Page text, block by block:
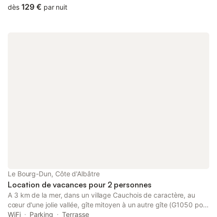
parking.
dès 129 € par nuit
Le Bourg-Dun, Côte d'Albâtre
Location de vacances pour 2 personnes
A 3 km de la mer, dans un village Cauchois de caractère, au
cœur d'une jolie vallée, gîte mitoyen à un autre gîte (G1050 pour
2 personnes) avec entrée indépendante. Jardin paysager et
WiFi Parking
Terrasse